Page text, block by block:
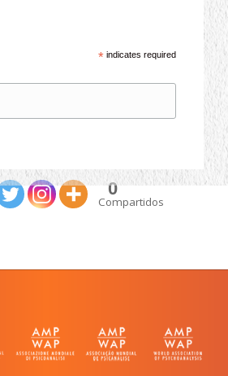
* indicates required
cet article
0
Compartidos